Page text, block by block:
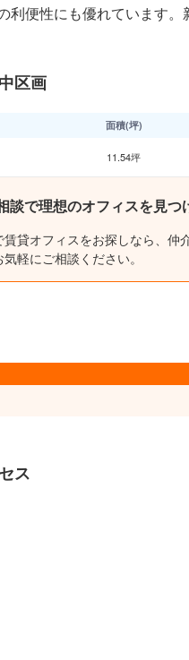
利便性にも優れています
区画
面積(坪)
11.54坪
談で理想のオフィスを見つ
賃貸オフィスをお探しなら、仲
軽にご相談ください。
ス